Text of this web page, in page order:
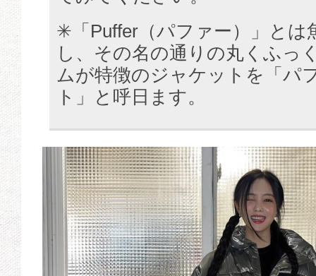
✳︎「Puffer（パファー）」とは
し、その名の通りの丸くふっ
ムが特徴のジャケットを「パ
ト」と呼日ます。